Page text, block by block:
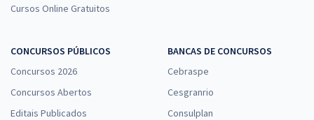
Cursos Online Gratuitos
CONCURSOS PÚBLICOS
Concursos 2026
Concursos Abertos
Editais Publicados
BANCAS DE CONCURSOS
Cebraspe
Cesgranrio
Consulplan